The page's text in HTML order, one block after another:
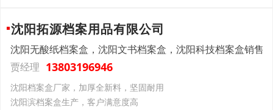
沈阳拓源档案用品有限公司
沈阳无酸纸档案盒，沈阳文书档案盒，沈阳科技档案盒销售
贾经理 13803196946
沈阳档案盒厂家，加厚全新料，坚固耐用
沈阳滨档案盒生产，客户满意度高